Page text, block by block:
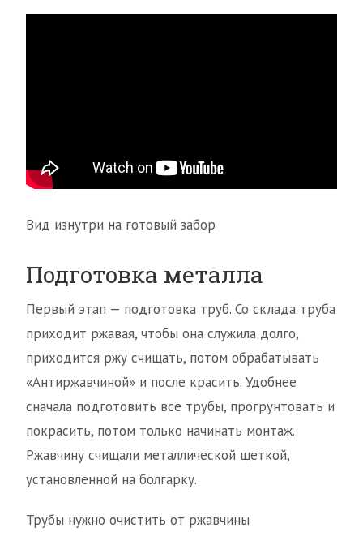
Вид изнутри на готовый забор
Подготовка металла
Первый этап — подготовка труб. Со склада труба
приходит ржавая, чтобы она служила долго,
приходится ржу счищать, потом обрабатывать
«Антиржавчиной» и после красить. Удобнее
сначала подготовить все трубы, прогрунтовать и
покрасить, потом только начинать монтаж.
Ржавчину счищали металлической щеткой,
установленной на болгарку.
Трубы нужно очистить от ржавчины